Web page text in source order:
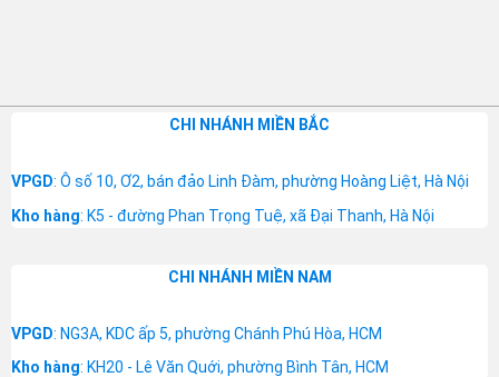
CHI NHÁNH MIỀN BẮC
VPGD: Ô số 10, Ơ2, bán đảo Linh Đàm, phường Hoàng Liệt, Hà Nội
Kho hàng: K5 - đường Phan Trọng Tuệ, xã Đại Thanh, Hà Nội
CHI NHÁNH MIỀN NAM
VPGD: NG3A, KDC ấp 5, phường Chánh Phú Hòa, HCM
Kho hàng: KH20 - Lê Văn Quới, phường Bình Tân, HCM